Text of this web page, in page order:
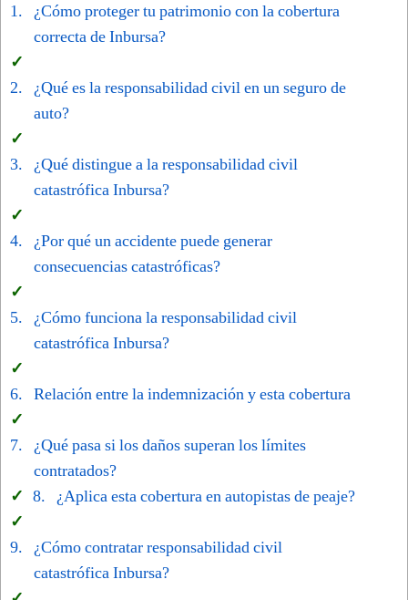
¿Cómo proteger tu patrimonio con la cobertura
correcta de Inbursa?
¿Qué es la responsabilidad civil en un seguro de
auto?
¿Qué distingue a la responsabilidad civil
catastrófica Inbursa?
¿Por qué un accidente puede generar
consecuencias catastróficas?
¿Cómo funciona la responsabilidad civil
catastrófica Inbursa?
Relación entre la indemnización y esta cobertura
¿Qué pasa si los daños superan los límites
contratados?
¿Aplica esta cobertura en autopistas de peaje?
¿Cómo contratar responsabilidad civil
catastrófica Inbursa?